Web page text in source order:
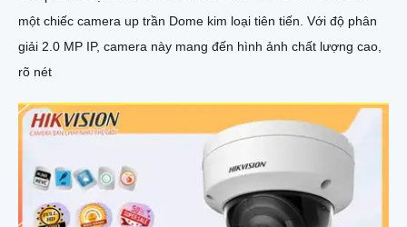
một chiếc camera up trần Dome kim loại tiên tiến. Với độ phân
giải 2.0 MP IP, camera này mang đến hình ảnh chất lượng cao,
rõ nét